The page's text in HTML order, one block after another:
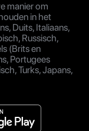
manier om
in het
Duits, Italiaans,
Russisch,
(Brits en
Portugees
Turks, Japans,